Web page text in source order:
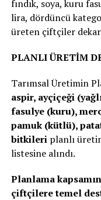
fındık, soya, kuru
lira, dördüncü
üreten çiftçiler
PLANLI ÜRETİM
Tarımsal Üretimin
aspir, ayçiçeği
fasulye (kuru),
pamuk (kütlü),
bitkileriplanlı
listesine alındı.
Planlama
çiftçilere temel